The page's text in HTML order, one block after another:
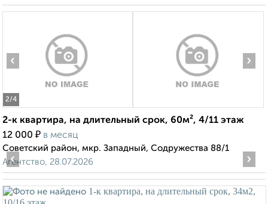
2/4
‹ ›
2-к квартира, на длительный срок, 60м², 4/11 этаж
12 000 ₽ в месяц
Советский район, мкр. Западный, Содружества 88/1
Агентство, 28.07.2026
‹ ›